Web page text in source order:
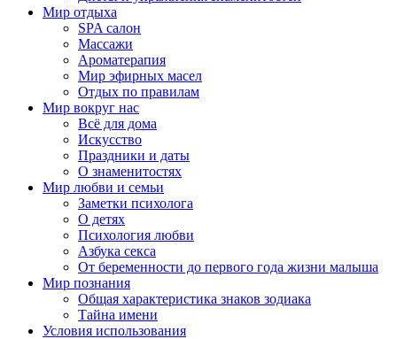
Мир отдыха
SPA салон
Массажи
Ароматерапия
Мир эфирных масел
Отдых по правилам
Мир вокруг нас
Всё для дома
Искусство
Праздники и даты
О знаменитостях
Мир любви и семьи
Заметки психолога
О детях
Психология любви
Азбука секса
От беременности до первого года жизни малыша
Мир познания
Общая характеристика знаков зодиака
Тайна имени
Условия использования